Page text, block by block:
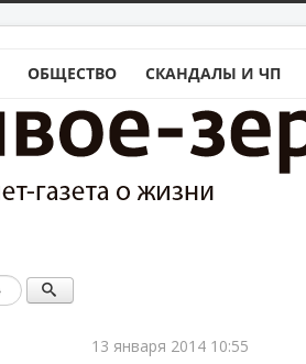
ОБЩЕСТВО СКАНДАЛЫ И ЧП
13 января 2014 10:55